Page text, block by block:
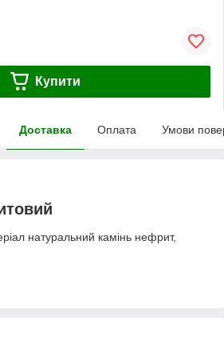
Купити
Доставка Оплата Умови
натуральний камінь нефрит,